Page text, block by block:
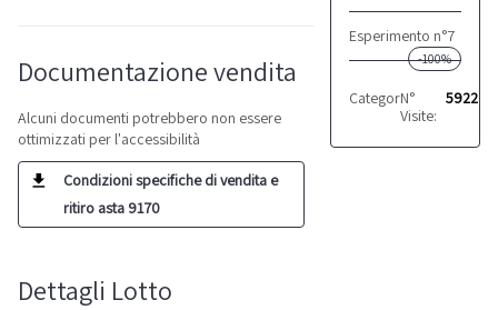
Esperimento n°7
-100%
Categoria: Arredi
N°
Visite:
5922
Documentazione vendita
Alcuni documenti potrebbero non essere
ottimizzati per l'accessibilità
Condizioni specifiche di vendita e
ritiro asta 9170
Dettagli Lotto